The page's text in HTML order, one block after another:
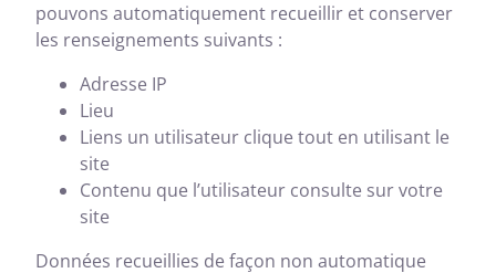
pouvons automatiquement recueillir et conserver
les renseignements suivants :
Adresse IP
Lieu
Liens un utilisateur clique tout en utilisant le
site
Contenu que l’utilisateur consulte sur votre
site
Données recueillies de façon non automatique